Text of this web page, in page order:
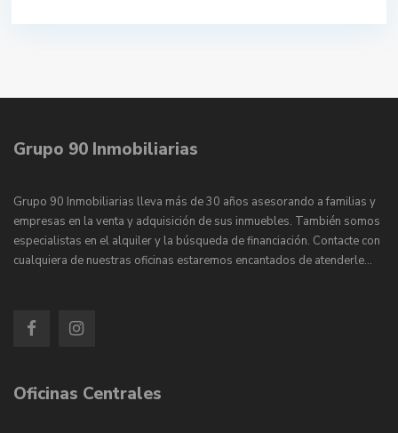
Grupo 90 Inmobiliarias
Grupo 90 Inmobiliarias lleva más de 30 años asesorando a familias y
empresas en la venta y adquisición de sus inmuebles. También somos
especialistas en el alquiler y la búsqueda de financiación. Contacte con
cualquiera de nuestras oficinas estaremos encantados de atenderle…
Oficinas Centrales